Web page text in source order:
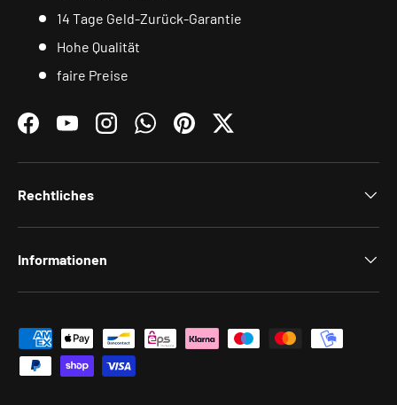
14 Tage Geld-Zurück-Garantie
Hohe Qualität
faire Preise
FacebookYouTubeInstagramWhatsAppPinterestTwitter
Rechtliches
Informationen
Zahlungsmethoden